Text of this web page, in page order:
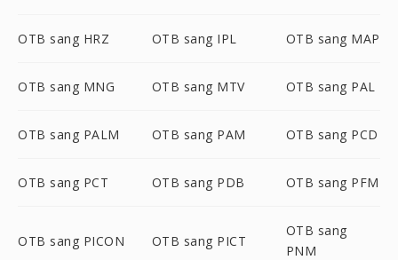
OTB sang HRZ OTB sang IPL OTB sang MAP
OTB sang MNG OTB sang MTV OTB sang PAL
OTB sang PALM OTB sang PAM OTB sang PCD
OTB sang PCT OTB sang PDB OTB sang PFM
OTB sang PICON OTB sang PICT
OTB sang
PNM